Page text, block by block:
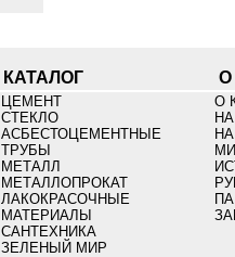
КАТАЛОГ О
ЦЕМЕНТ
СТЕКЛО
АСБЕСТОЦЕМЕНТНЫЕ
ТРУБЫ
МЕТАЛЛ
МЕТАЛЛОПРОКАТ
ЛАКОКРАСОЧНЫЕ
МАТЕРИАЛЫ
САНТЕХНИКА
ЗЕЛЕНЫЙ МИР
О